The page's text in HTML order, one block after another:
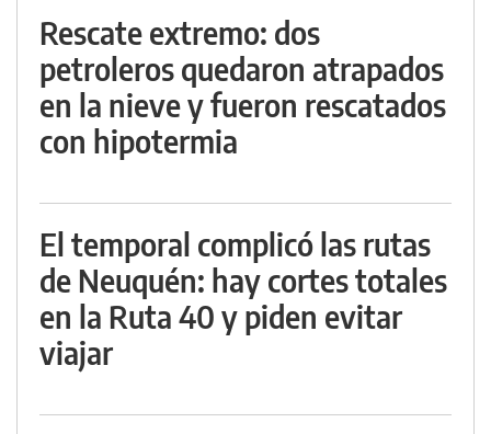
Rescate extremo: dos
petroleros quedaron atrapados
en la nieve y fueron rescatados
con hipotermia
El temporal complicó las rutas
de Neuquén: hay cortes totales
en la Ruta 40 y piden evitar
viajar